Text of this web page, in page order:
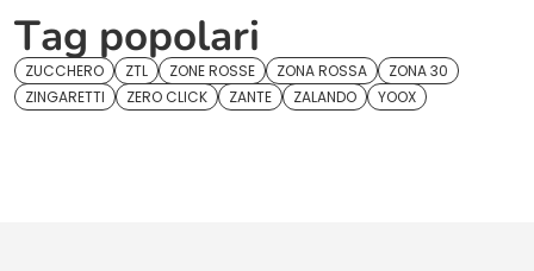
Tag popolari
ZUCCHERO ZTL ZONE ROSSE ZONA ROSSA
ZONA 30
ZINGARETTI
ZERO CLICK ZANTE ZALANDO YOOX